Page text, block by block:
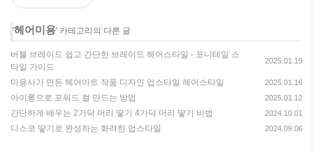
'헤어미용' 카테고리의 다른 글
버블 브레이드 쉽고 간단한 브레이드 헤어스타일 - 포니테일 스
타일 가이드
2025.01.19
미용사가 만든 헤어아트 작품 디자인 업스타일 헤어스타일 2025.01.16
아이롱으로 포워드 컬 만드는 방법 2025.01.12
간단하게 배우는 2가닥 머리 땋기 4가닥 머리 땋기 비법 2024.10.01
디스코 땋기로 완성하는 화려한 업스타일 2024.09.06